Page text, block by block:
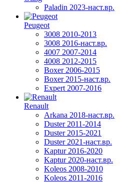
Paladin 2023-наст.вр.
Peugeot
3008 2010-2013
3008 2016-наст.вр.
4007 2007-2014
4008 2012-2015
Boxer 2006-2015
Boxer 2015-наст.вр.
Expert 2007-2016
Renault
Arkana 2018-наст.вр.
Duster 2011-2014
Duster 2015-2021
Duster 2021-наст.вр.
Kaptur 2016-2020
Kaptur 2020-наст.вр.
Koleos 2008-2010
Koleos 2011-2016